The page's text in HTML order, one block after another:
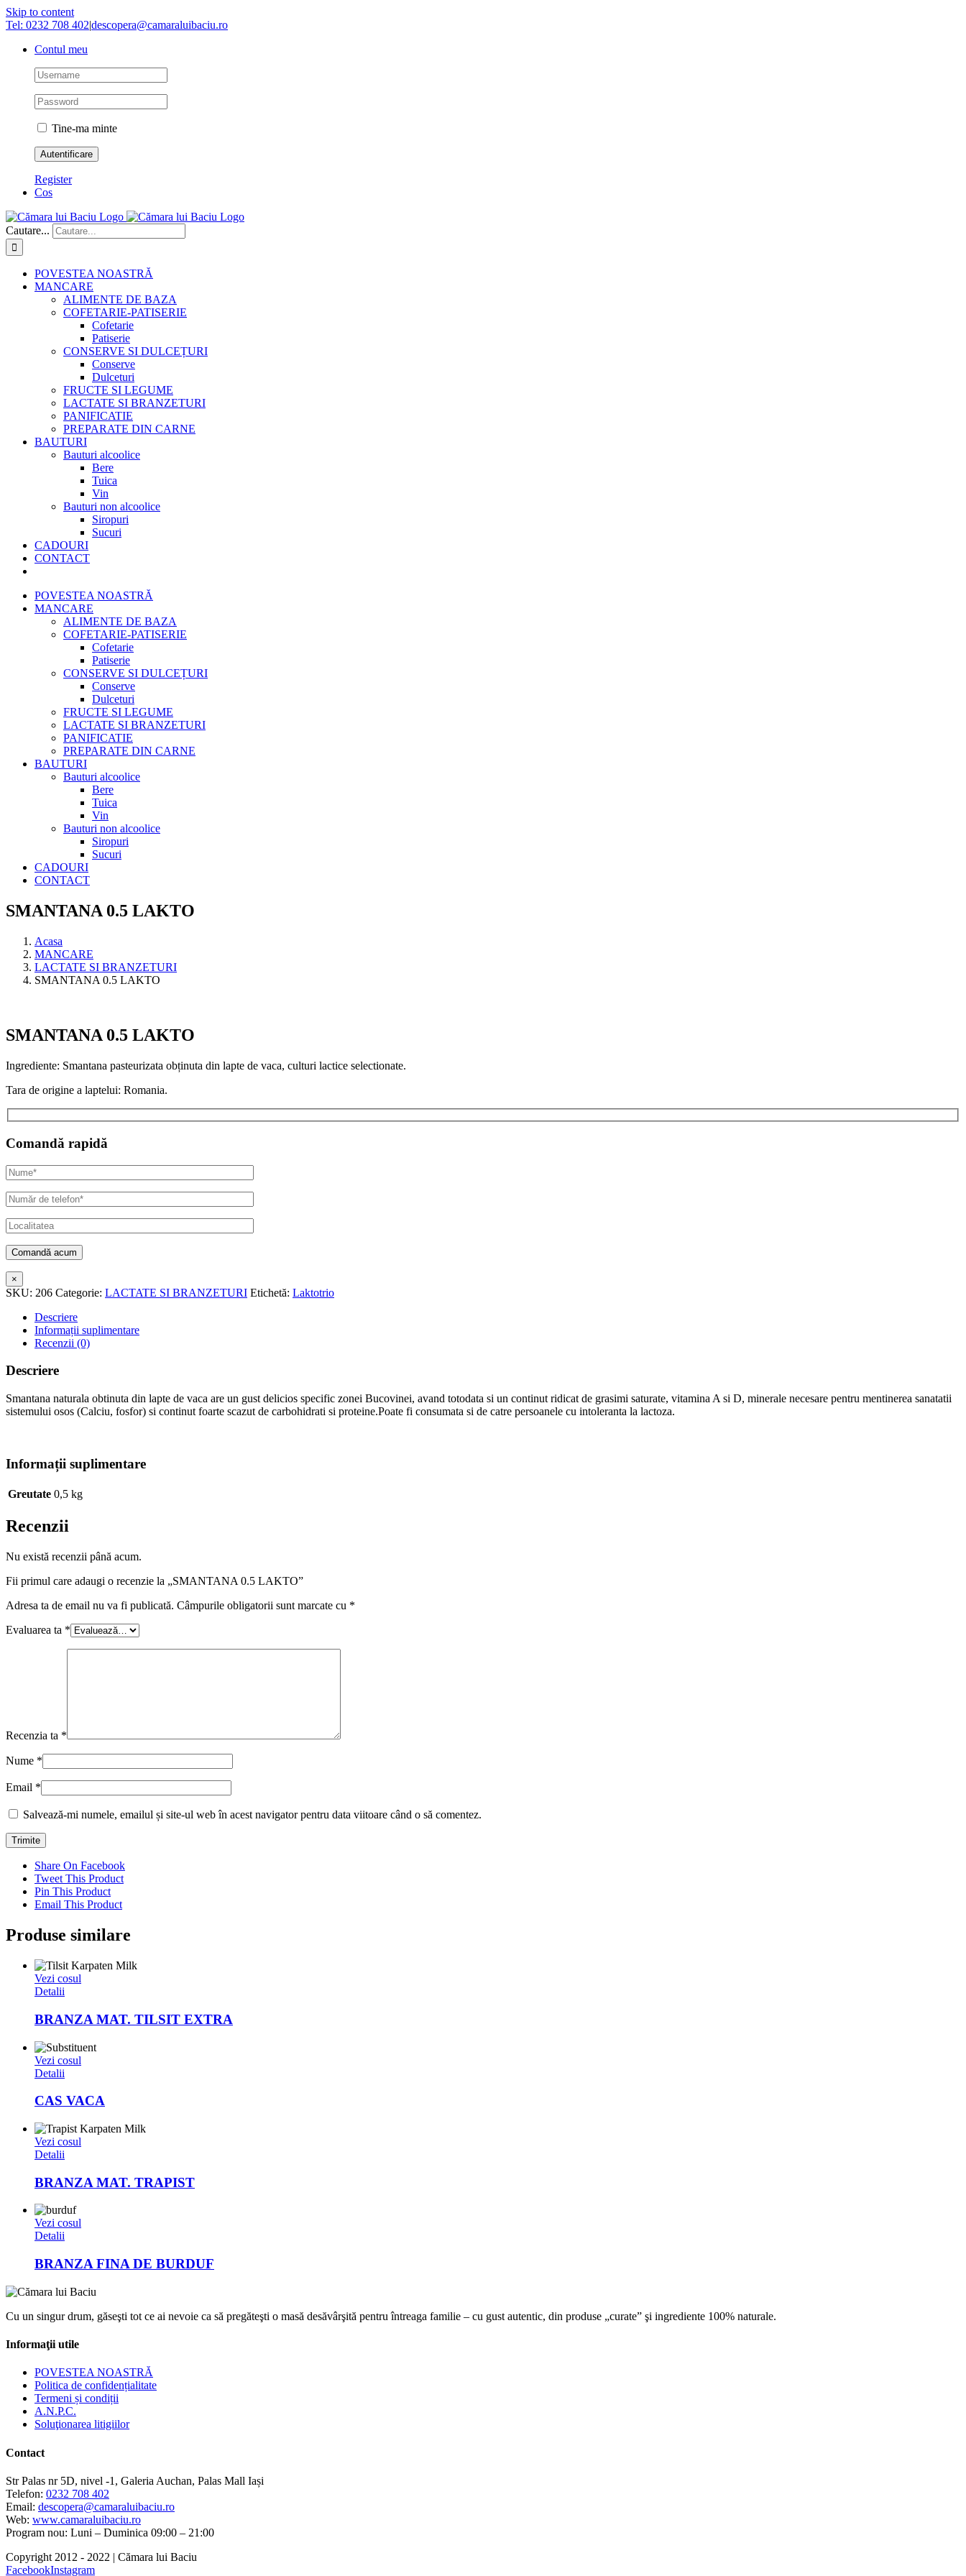
Skip to content
Tel: 0232 708 402|descopera@camaraluibaciu.ro
Contul meu
Tine-ma minte
Register
Cos
Cautare...
POVESTEA NOASTRĂ
MANCARE
ALIMENTE DE BAZA
COFETARIE-PATISERIE
Cofetarie
Patiserie
CONSERVE SI DULCEȚURI
Conserve
Dulceturi
FRUCTE SI LEGUME
LACTATE SI BRANZETURI
PANIFICATIE
PREPARATE DIN CARNE
BAUTURI
Bauturi alcoolice
Bere
Tuica
Vin
Bauturi non alcoolice
Siropuri
Sucuri
CADOURI
CONTACT
POVESTEA NOASTRĂ
MANCARE
ALIMENTE DE BAZA
COFETARIE-PATISERIE
Cofetarie
Patiserie
CONSERVE SI DULCEȚURI
Conserve
Dulceturi
FRUCTE SI LEGUME
LACTATE SI BRANZETURI
PANIFICATIE
PREPARATE DIN CARNE
BAUTURI
Bauturi alcoolice
Bere
Tuica
Vin
Bauturi non alcoolice
Siropuri
Sucuri
CADOURI
CONTACT
SMANTANA 0.5 LAKTO
Acasa
MANCARE
LACTATE SI BRANZETURI
SMANTANA 0.5 LAKTO
SMANTANA 0.5 LAKTO
Ingrediente: Smantana pasteurizata obținuta din lapte de vaca, culturi lactice selectionate.
Tara de origine a laptelui: Romania.
Comandă rapidă
×
SKU: 206 Categorie: LACTATE SI BRANZETURI Etichetă: Laktotrio
Descriere
Informații suplimentare
Recenzii (0)
Descriere
Smantana naturala obtinuta din lapte de vaca are un gust delicios specific zonei Bucovinei, avand totodata si un continut ridicat de grasimi saturate, vitamina A si D, minerale necesare pentru mentinerea sanatatii
sistemului osos (Calciu, fosfor) si continut foarte scazut de carbohidrati si proteine.Poate fi consumata si de catre persoanele cu intoleranta la lactoza.
Informații suplimentare
Greutate 0,5 kg
Recenzii
Nu există recenzii până acum.
Fii primul care adaugi o recenzie la „SMANTANA 0.5 LAKTO”
Adresa ta de email nu va fi publicată. Câmpurile obligatorii sunt marcate cu *
Evaluarea ta *
Recenzia ta *
Nume *
Email *
Salvează-mi numele, emailul și site-ul web în acest navigator pentru data viitoare când o să comentez.
Share On Facebook
Tweet This Product
Pin This Product
Email This Product
Produse similare
Vezi cosul
Detalii
BRANZA MAT. TILSIT EXTRA
Vezi cosul
Detalii
CAS VACA
Vezi cosul
Detalii
BRANZA MAT. TRAPIST
Vezi cosul
Detalii
BRANZA FINA DE BURDUF
Cu un singur drum, găseşti tot ce ai nevoie ca să pregăteşti o masă desăvârşită pentru întreaga familie – cu gust autentic, din produse „curate” şi ingrediente 100% naturale.
Informaţii utile
POVESTEA NOASTRĂ
Politica de confidențialitate
Termeni și condiții
A.N.P.C.
Soluţionarea litigiilor
Contact
Str Palas nr 5D, nivel -1, Galeria Auchan, Palas Mall Iași
Telefon: 0232 708 402
Email: descopera@camaraluibaciu.ro
Web: www.camaraluibaciu.ro
Program nou: Luni – Duminica 09:00 – 21:00
Copyright 2012 - 2022 | Cămara lui Baciu
FacebookInstagram